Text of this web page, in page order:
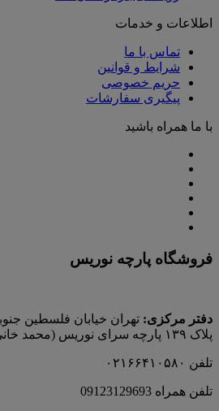
اطلاعات و خدمات
تماس با ما
شرایط و قوانین
حریم خصوصی
پیگیری سفارشات
با ما همراه باشید
فروشگاه پارچه نوریس
دفتر مرکزی: تهران خیابان فلسطین
پلاک ۱۳۹ پارچه‌ سرای نوريس (محمد خانی)
تلفن ۰۲۱۶۶۴۱۰۵۸۰
تلفن همراه 09123129693